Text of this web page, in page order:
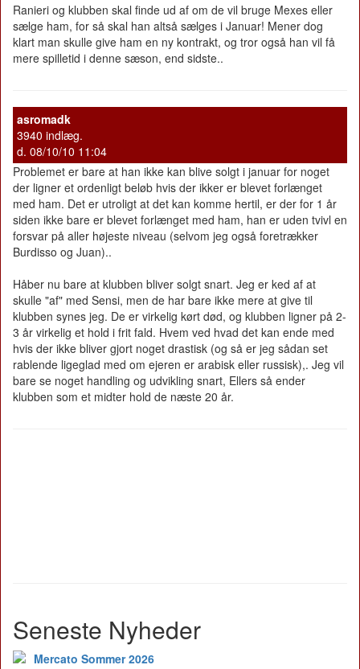
Ranieri og klubben skal finde ud af om de vil bruge Mexes eller
sælge ham, for så skal han altså sælges i Januar! Mener dog
klart man skulle give ham en ny kontrakt, og tror også han vil få
mere spilletid i denne sæson, end sidste..
asromadk
3940 indlæg.
d. 08/10/10 11:04
Problemet er bare at han ikke kan blive solgt i januar for noget
der ligner et ordenligt beløb hvis der ikker er blevet forlænget
med ham. Det er utroligt at det kan komme hertil, er der for 1 år
siden ikke bare er blevet forlænget med ham, han er uden tvivl en
forsvar på aller højeste niveau (selvom jeg også foretrækker
Burdisso og Juan)..
Håber nu bare at klubben bliver solgt snart. Jeg er ked af at
skulle "af" med Sensi, men de har bare ikke mere at give til
klubben synes jeg. De er virkelig kørt død, og klubben ligner på 2-
3 år virkelig et hold i frit fald. Hvem ved hvad det kan ende med
hvis der ikke bliver gjort noget drastisk (og så er jeg sådan set
rablende ligeglad med om ejeren er arabisk eller russisk),. Jeg vil
bare se noget handling og udvikling snart, Ellers så ender
klubben som et midter hold de næste 20 år.
Seneste Nyheder
Mercato Sommer 2026